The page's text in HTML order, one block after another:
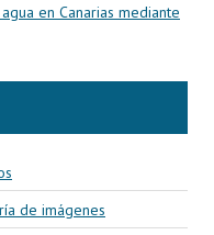
en Canarias mediante
de imágenes